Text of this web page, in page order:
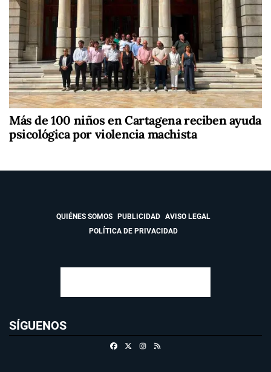
Más de 100 niños en Cartagena reciben ayuda
psicológica por violencia machista
QUIÉNES SOMOS PUBLICIDAD
AVISO LEGAL
POLÍTICA DE PRIVACIDAD
SÍGUENOS
FacebookInstagram